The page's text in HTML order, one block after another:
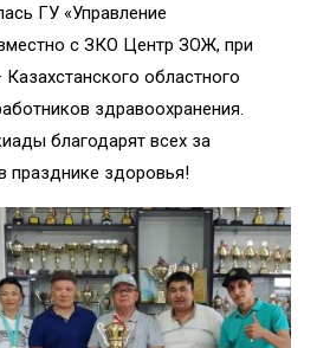
ГУ «Управление
с ЗКО Центр ЗОЖ, при
областного
здравоохранения.
благодарят всех за
празднике здоровья!